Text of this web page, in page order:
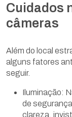
Cuidados
câmeras
Além do local
alguns fatores
seguir.
Iluminação:
de
clareza,